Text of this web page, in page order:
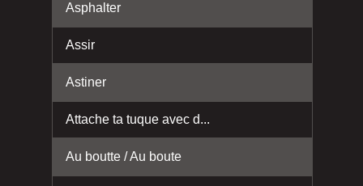
Asphalter
Assir
Astiner
Attache ta tuque avec d...
Au boutte / Au boute